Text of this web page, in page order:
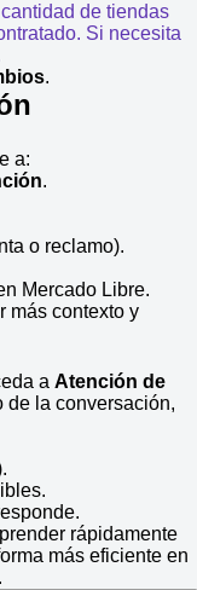
de tiendas
Si necesita
.
a:
.
o reclamo).
Mercado Libre.
más contexto y
a Atención de
de la conversación,
rápidamente
más eficiente en